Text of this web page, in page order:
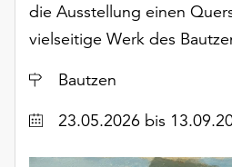
Schaltfläche
„Auswählen“.
Weitere
finden
die Ausstellung einen
vielseitige Werk des
Ort
Bautzen
Datum23.05.2026 bis